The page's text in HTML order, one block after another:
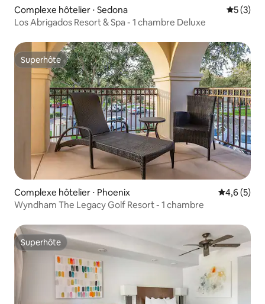
Complexe hôtelier ⋅ Sedona
5 (3)
Los Abrigados Resort & Spa - 1 chambre Deluxe
Superhôte
Superhôte
Complexe hôtelier ⋅ Phoenix Évaluation
4,6 (5)
Wyndham The Legacy Golf Resort - 1 chambre
Superhôte
Superhôte